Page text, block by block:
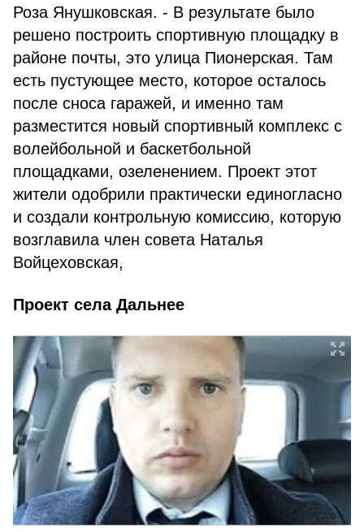
Роза Янушковская. - В результате было
решено построить спортивную площадку в
районе почты, это улица Пионерская. Там
есть пустующее место, которое осталось
после сноса гаражей, и именно там
разместится новый спортивный комплекс с
волейбольной и баскетбольной
площадками, озеленением. Проект этот
жители одобрили практически единогласно
и создали контрольную комиссию, которую
возглавила член совета Наталья
Войцеховская,
Проект села Дальнее